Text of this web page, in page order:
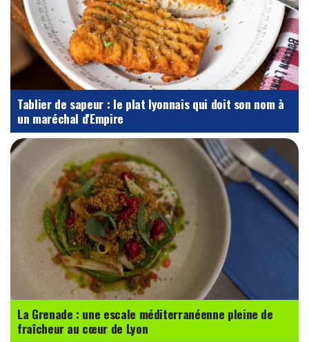
Tablier de sapeur : le plat lyonnais qui doit son nom à
un maréchal d'Empire
La Grenade : une escale méditerranéenne pleine de
fraîcheur au cœur de Lyon